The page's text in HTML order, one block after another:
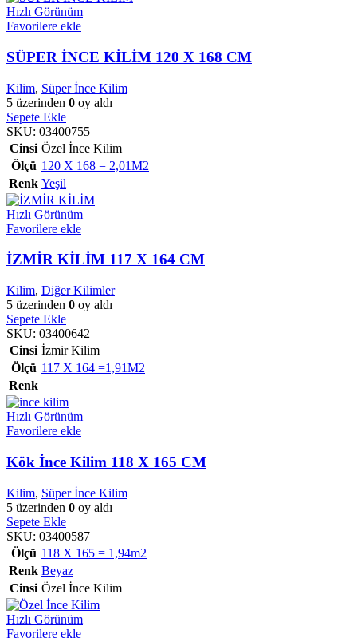
Hızlı Görünüm
Favorilere ekle
SÜPER İNCE KİLİM 120 X 168 CM
Kilim, Süper İnce Kilim
5 üzerinden 0 oy aldı
Sepete Ekle
SKU: 03400755
Cinsi Özel İnce Kilim
Ölçü 120 X 168 = 2,01M2
Renk Yeşil
Hızlı Görünüm
Favorilere ekle
İZMİR KİLİM 117 X 164 CM
Kilim, Diğer Kilimler
5 üzerinden 0 oy aldı
Sepete Ekle
SKU: 03400642
Cinsi İzmir Kilim
Ölçü 117 X 164 =1,91M2
Renk
Hızlı Görünüm
Favorilere ekle
Kök İnce Kilim 118 X 165 CM
Kilim, Süper İnce Kilim
5 üzerinden 0 oy aldı
Sepete Ekle
SKU: 03400587
Ölçü 118 X 165 = 1,94m2
Renk Beyaz
Cinsi Özel İnce Kilim
Hızlı Görünüm
Favorilere ekle